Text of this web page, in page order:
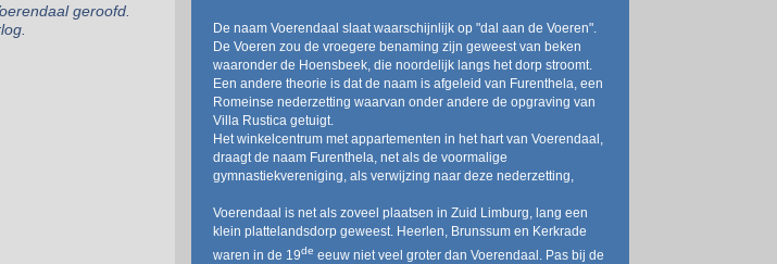
geroofd.
De naam Voerendaal slaat waarschijnlijk op "dal aan de Voeren".
De Voeren zou de vroegere benaming zijn geweest van beken
waaronder de Hoensbeek, die noordelijk langs het dorp stroomt.
Een andere theorie is dat de naam is afgeleid van Furenthela, een
Romeinse nederzetting waarvan onder andere de opgraving van
Villa Rustica getuigt.
Het winkelcentrum met appartementen in het hart van Voerendaal,
draagt de naam Furenthela, net als de voormalige
gymnastiekvereniging, als verwijzing naar deze nederzetting,
Voerendaal is net als zoveel plaatsen in Zuid Limburg, lang een
klein plattelandsdorp geweest. Heerlen, Brunssum en Kerkrade
waren in de 19de eeuw niet veel groter dan Voerendaal. Pas bij de